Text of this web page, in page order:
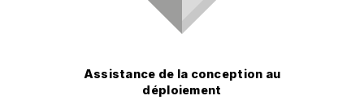
Assistance de la conception au
déploiement